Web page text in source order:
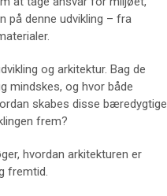
på denne udvikling – fra
og arkitektur. Bag de
mindskes, og hvor både
skabes disse bæredygtige
frem?
hvordan arkitekturen er
fremtid.